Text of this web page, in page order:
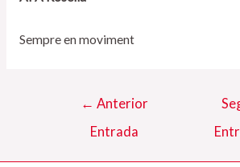
Sempre en moviment
Navegació
← Anterior
Entrada